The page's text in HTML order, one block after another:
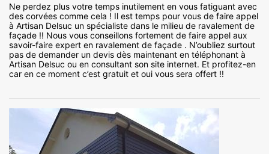
Ne perdez plus votre temps inutilement en vous fatiguant avec
des corvées comme cela ! Il est temps pour vous de faire appel
à Artisan Delsuc un spécialiste dans le milieu de ravalement de
façade !! Nous vous conseillons fortement de faire appel aux
savoir-faire expert en ravalement de façade . N’oubliez surtout
pas de demander un devis dès maintenant en téléphonant à
Artisan Delsuc ou en consultant son site internet. Et profitez-en
car en ce moment c’est gratuit et oui vous sera offert !!